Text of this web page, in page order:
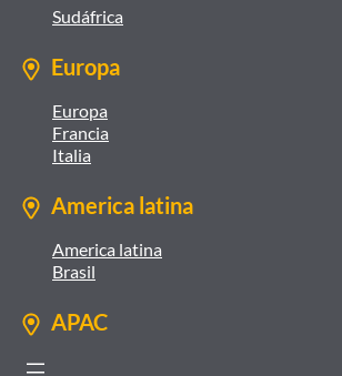
Sudáfrica
Europa
Europa
Francia
Italia
America latina
America latina
Brasil
APAC